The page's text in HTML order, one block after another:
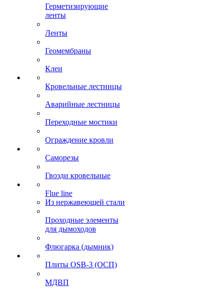
Герметизирующие
ленты
Ленты
Геомембраны
Клеи
Кровельные лестницы
Аварийные лестницы
Переходные мостики
Ограждение кровли
Саморезы
Гвозди кровельные
Flue line
Из нержавеющей стали
Проходные элементы
для дымоходов
Флюгарка (дымник)
Плиты OSB-3 (ОСП)
МДВП